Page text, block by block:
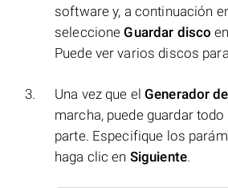
software y, a continuación
seleccioneGuardar disco
Puede ver varios discos
Una vez que el Generador
marcha, puede guardar
parte. Especifique los
haga clic en Siguiente.